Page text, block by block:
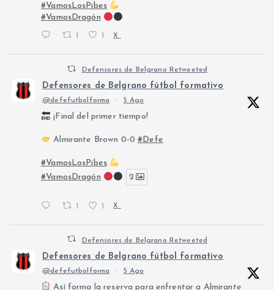
#VamosLosPibes
#VamosDragón
X
Defensores de Belgrano Retweeted
Defensores de Belgrano fútbol formativo
@defefutbolforma · 5 Ago
¡Final del primer tiempo!
Almirante Brown 0-0#Defe
#VamosLosPibes
#VamosDragón
2
1 1 X
Defensores de Belgrano Retweeted
Defensores de Belgrano fútbol formativo
@defefutbolforma · 5 Ago
Así forma la reserva para enfrentar a Almirante